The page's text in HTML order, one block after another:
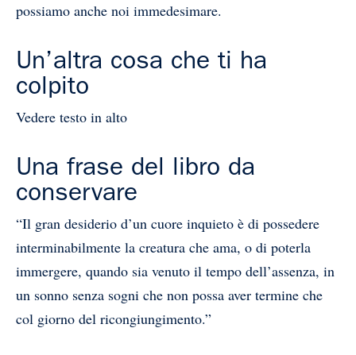
possiamo anche noi immedesimare.
Un’altra cosa che ti ha
colpito
Vedere testo in alto
Una frase del libro da
conservare
“Il gran desiderio d’un cuore inquieto è di possedere
interminabilmente la creatura che ama, o di poterla
immergere, quando sia venuto il tempo dell’assenza, in
un sonno senza sogni che non possa aver termine che
col giorno del ricongiungimento.”